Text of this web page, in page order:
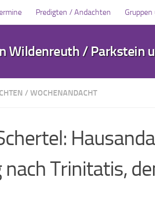
Predigten / Andachten
Wildenreuth / Parkstein
/ WOCHENANDACHT
Trinitatis,